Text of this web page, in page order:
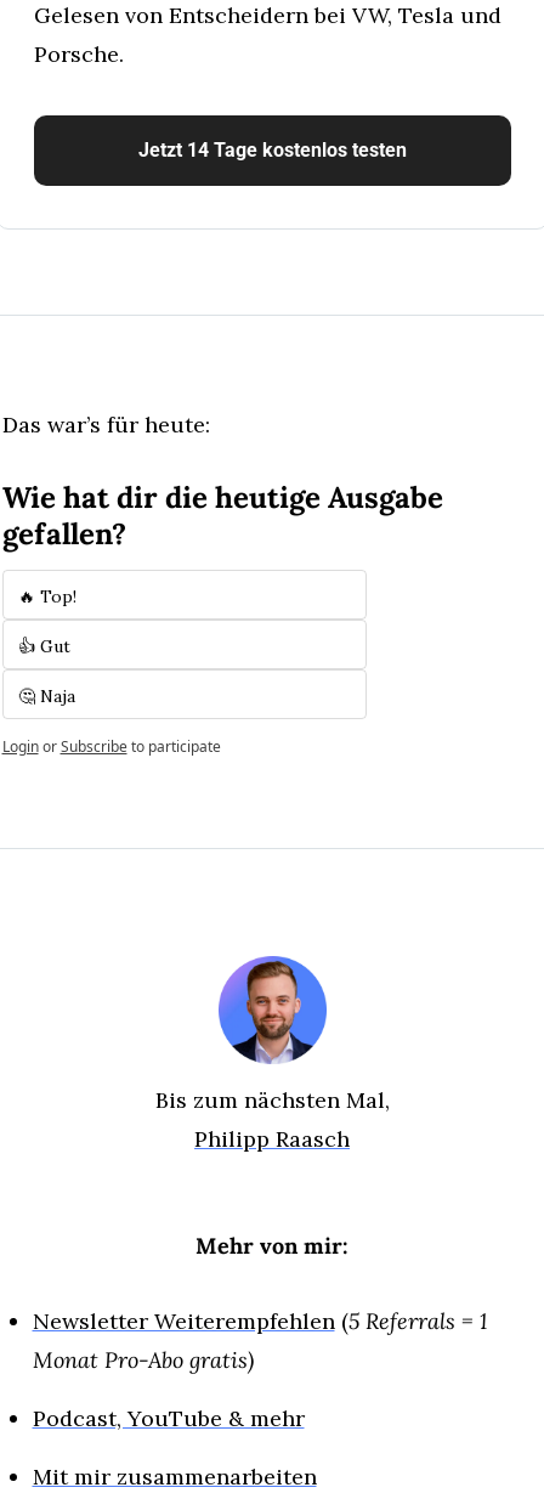
Gelesen von Entscheidern bei VW, Tesla und
Porsche.
Jetzt 14 Tage kostenlos testen
Das war’s für heute:
Wie hat dir die heutige Ausgabe
gefallen?
🔥 Top!
👍 Gut
🤔 Naja
Login or Subscribe to participate
Bis zum nächsten Mal,
Philipp Raasch
Mehr von mir:
Newsletter Weiterempfehlen (5 Referrals = 1
Monat Pro-Abo gratis)
Podcast, YouTube & mehr
Mit mir zusammenarbeiten